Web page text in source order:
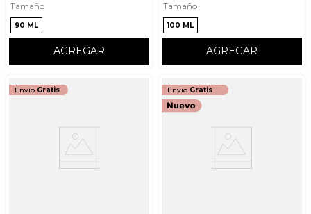
Tamaño
90 ML
AGREGAR
Tamaño
100 ML
AGREGAR
Envío Gratis Envío Gratis